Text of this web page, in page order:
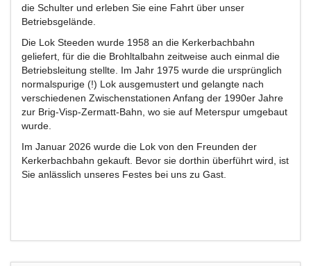
die Schulter und erleben Sie eine Fahrt über unser
Betriebsgelände.
Die Lok Steeden wurde 1958 an die Kerkerbachbahn
geliefert, für die die Brohltalbahn zeitweise auch einmal die
Betriebsleitung stellte. Im Jahr 1975 wurde die ursprünglich
normalspurige (!) Lok ausgemustert und gelangte nach
verschiedenen Zwischenstationen Anfang der 1990er Jahre
zur Brig-Visp-Zermatt-Bahn, wo sie auf Meterspur umgebaut
wurde.
Im Januar 2026 wurde die Lok von den Freunden der
Kerkerbachbahn gekauft. Bevor sie dorthin überführt wird, ist
Sie anlässlich unseres Festes bei uns zu Gast.